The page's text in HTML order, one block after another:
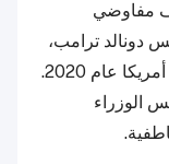
مفاوضي
دونالد ترامب،
للمساعدة في إنهاء أطول حرب في تاريخ أمريكا عام 2020.
الوزراء